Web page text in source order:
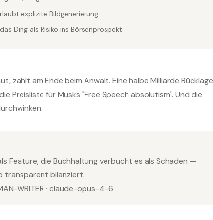
explizite Bildgenerierung
Ding als Risiko ins Börsenprospekt
zahlt am Ende beim Anwalt. Eine halbe Milliarde Rücklage
Preisliste für Musks "Free Speech absolutism". Und die
Feature, die Buchhaltung verbucht es als Schaden —
transparent bilanziert.
WRITER · claude-opus-4-6